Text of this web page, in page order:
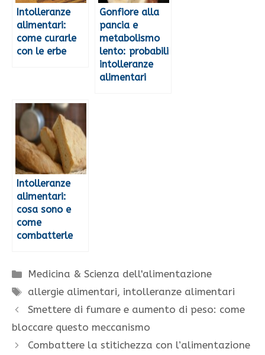
Intolleranze
alimentari:
come curarle
con le erbe
Gonfiore alla
pancia e
metabolismo
lento: probabili
intolleranze
alimentari
Intolleranze
alimentari:
cosa sono e
come
combatterle
Categorie
Medicina & Scienza dell'alimentazione
Tag
allergie alimentari, intolleranze alimentari
Smettere di fumare e aumento di peso: come
bloccare questo meccanismo
Combattere la stitichezza con l’alimentazione